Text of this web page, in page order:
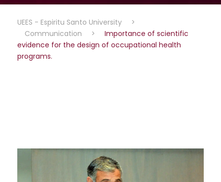
UEES - Espiritu Santo University
>
Communication
>
Importance of scientific
evidence for the design of occupational health
programs.